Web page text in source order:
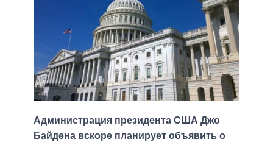
Администрация президента США Джо
Байдена вскоре планирует объявить о